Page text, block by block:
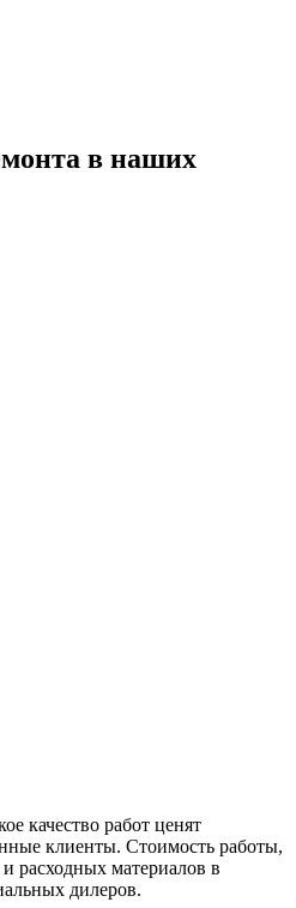
в наших
качество работ ценят
клиенты. Стоимость работы,
расходных материалов в
дилеров.